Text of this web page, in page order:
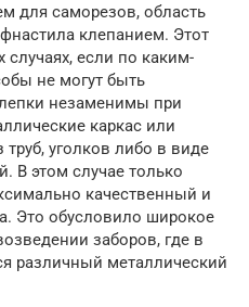
для саморезов, область
клепанием. Этот
случаях, если по каким-
не могут быть
незаменимы при
каркас или
уголков либо в виде
В этом случае только
качественный и
Это обусловило широкое
заборов, где в
различный металлический